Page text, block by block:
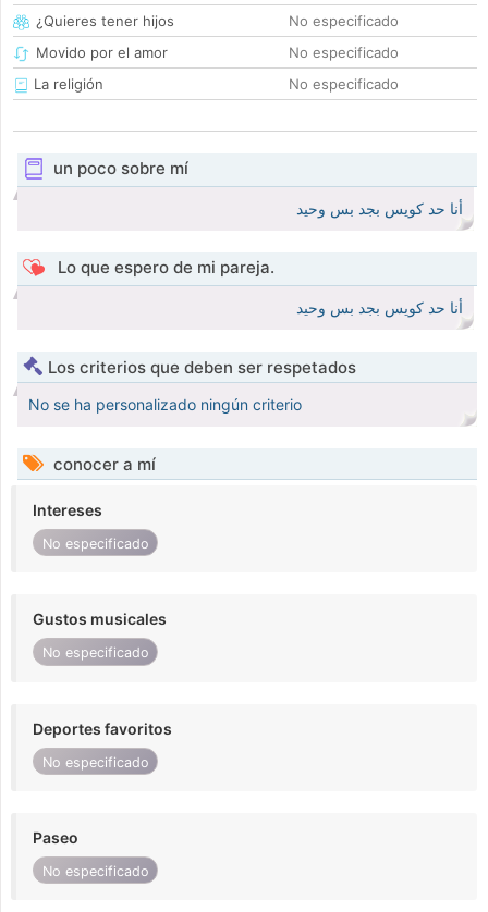
¿Quieres tener hijos
No especificado
Movido por el amor
No especificado
La religión
No especificado
un poco sobre mí
أنا حد كويس بجد بس وحيد
Lo que espero de mi pareja.
أنا حد كويس بجد بس وحيد
Los criterios que deben ser respetados
No se ha personalizado ningún criterio
conocer a mí
Intereses
No especificado
Gustos musicales
No especificado
Deportes favoritos
No especificado
Paseo
No especificado